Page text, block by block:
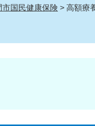
市国民健康保険 > 高額療